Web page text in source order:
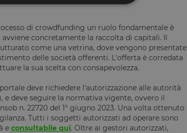
di crowdfunding un ruolo fondamentale è
concretamente la raccolta di capitali. Il
come una vetrina, dove vengono presentate
delle società offerenti. L'offerta è corredata
la sua scelta con consapevolezza.
deve richiedere l'autorizzazione alle autorità
e deve seguire la normativa vigente, ovvero il
n. 22720 del 1° giugno 2023. Una volta ottenuto
Tutti i soggetti autorizzati ad operare sono
e consultabile qui. Oltre ai gestori autorizzati,
Funzionalità
dell'utente e la gestione
necessari.
distinguere tra umani e bot. Ciò è
di effettuare rapporti validi